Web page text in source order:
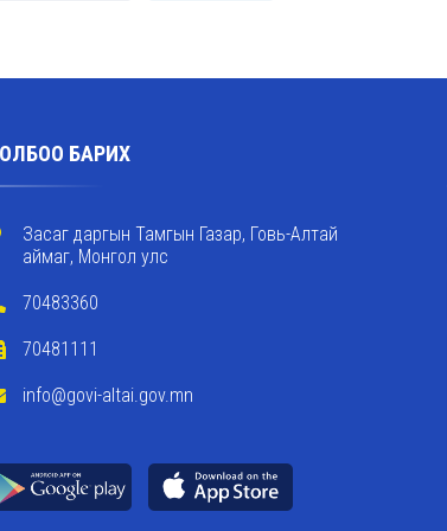
БАРИХ
Засаг даргын Тамгын Газар, Говь-Алтай
аймаг, Монгол улс
70483360
70481111
info@govi-altai.gov.mn